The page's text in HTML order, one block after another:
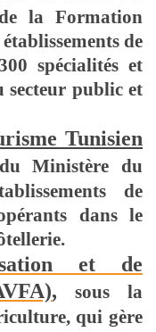
la Formation
de
spécialités et
secteur public et
Tunisien
Ministère du
de
dans le
et de
, sous la
qui gère